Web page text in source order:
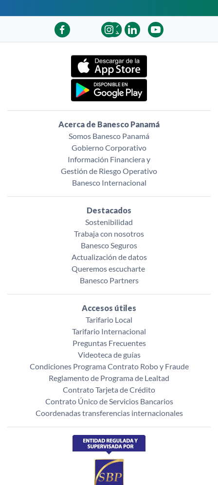
Acerca de Banesco Panamá
Somos Banesco Panamá
Gobierno Corporativo
Información Financiera y
Gestión de Riesgo Operativo
Banesco Internacional
Destacados
Sostenibilidad
Trabaja con nosotros
Banesco Seguros
Actualización de datos
Queremos escucharte ‌
Banesco Partners
Accesos útiles
Tarifario Local
Tarifario Internacional
Preguntas Frecuentes
Videoteca de guías
Condiciones Programa Contrato Robo y Fraude
Reglamento de Programa de Lealtad
Contrato Tarjeta de Crédito
Contrato Único de Servicios Bancarios
Coordenadas transferencias internacionales